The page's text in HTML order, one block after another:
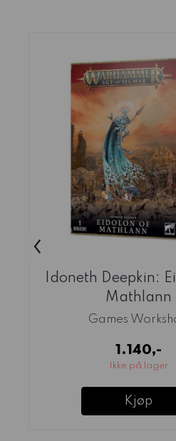
Idoneth Deepkin:
Mathlann
Games
1.140,-
Ikke på lager
Kjøp
‹